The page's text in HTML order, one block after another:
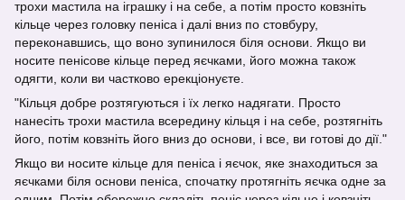
трохи мастила на іграшку і на себе, а потім просто ковзніть
кільце через головку пеніса і далі вниз по стовбуру,
переконавшись, що воно зупинилося біля основи. Якщо ви
носите пенісове кільце перед яєчками, його можна також
одягти, коли ви частково ерекціонуєте.
"Кільця добре розтягуються і їх легко надягати. Просто
нанесіть трохи мастила всередину кільця і на себе, розтягніть
його, потім ковзніть його вниз до основи, і все, ви готові до дії."
Якщо ви носите кільце для пеніса і яєчок, яке знаходиться за
яєчками біля основи пеніса, спочатку протягніть яєчка одне за